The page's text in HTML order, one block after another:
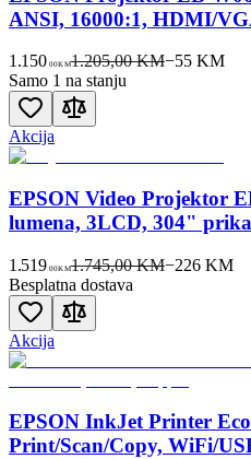
ANSI, 16000:1, HDMI/
1.150 00KM1.205,00 KM−55KM
Samo 1 na stanju
Akcija
EPSON Video Projektor
lumena, 3LCD, 304"
1.519 00KM1.745,00 KM−226KM
Besplatna dostava
Akcija
EPSON InkJet Printer
Print/Scan/Copy, WiFi/